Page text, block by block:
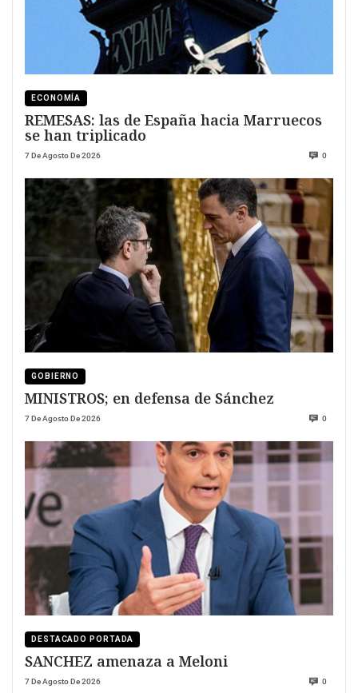
ECONOMÍA
REMESAS: las de España hacia Marruecos
se han triplicado
7 De Agosto De 2026 0
GOBIERNO
MINISTROS; en defensa de Sánchez
7 De Agosto De 2026 0
DESTACADO PORTADA
SANCHEZ amenaza a Meloni
7 De Agosto De 2026 0